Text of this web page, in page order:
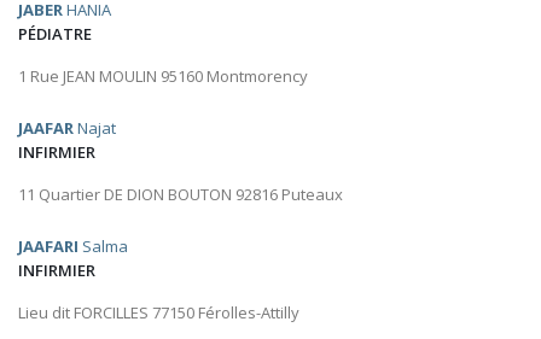
JABERHANIA
PÉDIATRE
1 Rue JEAN MOULIN 95160 Montmorency
JAAFARNajat
INFIRMIER
11 Quartier DE DION BOUTON 92816 Puteaux
JAAFARI Salma
INFIRMIER
Lieu dit FORCILLES 77150 Férolles-Attilly